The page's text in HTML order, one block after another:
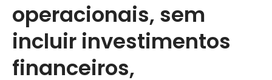
operacionais, sem
incluir investimentos
financeiros,